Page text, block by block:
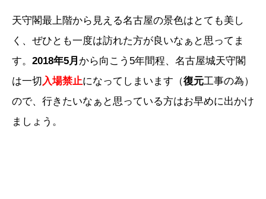
天守閣最上階から見える名古屋の景色はとても美し
く、ぜひとも一度は訪れた方が良いなぁと思ってま
す。 2018年5月 から向こう5年間程、名古屋城天守閣
は一切 入場禁止になってしまいます（復元工事の為）
ので、行きたいなぁと思っている方はお早めに出かけ
ましょう。